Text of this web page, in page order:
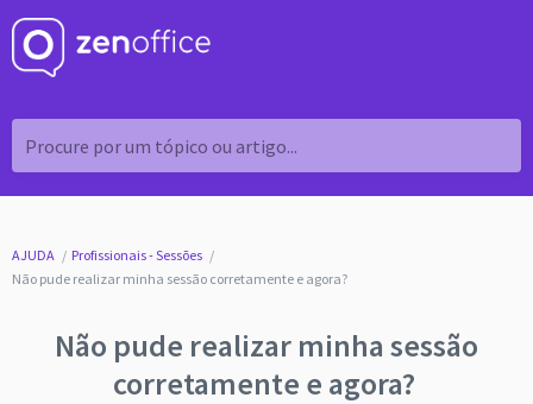
Procure por um tópico ou artigo...
AJUDA
Profissionais - Sessões
Não pude realizar minha sessão corretamente e agora?
Não pude realizar minha sessão
corretamente e agora?